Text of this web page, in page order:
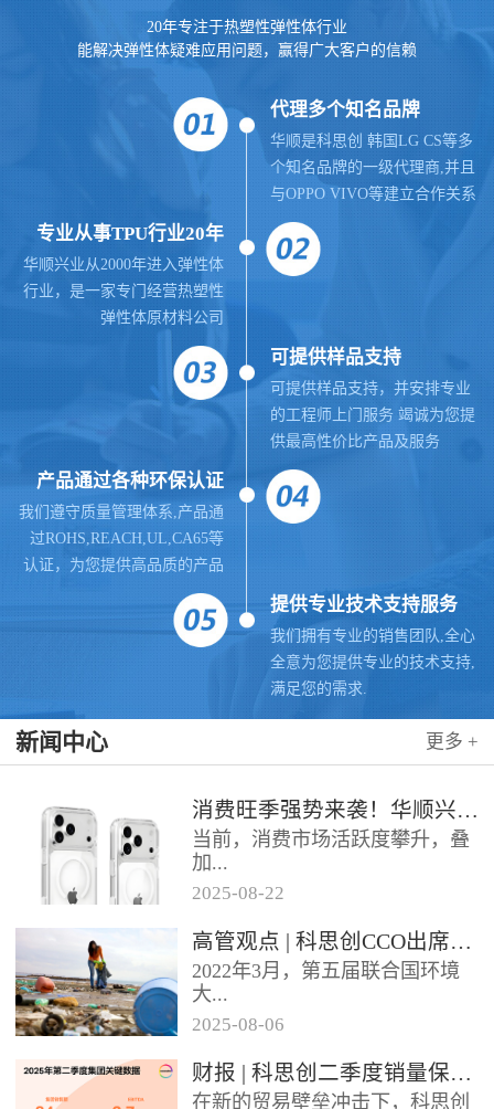
20年专注于热塑性弹性体行业
能解决弹性体疑难应用问题，赢得广大客户的信赖
代理多个知名品牌
华顺是科思创 韩国LG CS等多
个知名品牌的一级代理商,并且
与OPPO VIVO等建立合作关系
专业从事TPU行业20年
华顺兴业从2000年进入弹性体
行业，是一家专门经营热塑性
弹性体原材料公司
可提供样品支持
可提供样品支持，并安排专业
的工程师上门服务 竭诚为您提
供最高性价比产品及服务
产品通过各种环保认证
我们遵守质量管理体系, 产品通
过ROHS,REACH,UL,CA65等
认证，为您提供高品质的产品
提供专业技术支持服务
我们拥有专业的销售团队,全心
全意为您提供专业的技术支持,
满足您的需求.
新闻中心 更多 +
消费旺季强势来袭！华顺兴业携手科思创 TPU，为手机护套行业注入破局新动能，抢占市场制高点
当前，消费市场活跃度攀升，叠
加...
各类促销节点临近，手机护套行
业迎来传统销售旺季，市场对高
品质、高性能产品的需求持续走
高。华...
2025-08-22
高管观点 | 科思创CCO出席全球塑料公约大会
2022年3月，第五届联合国环境
大...
会决定成立政府间谈判委员会
（INC），计划通过5次会议在
2025-08-06
财报 | 科思创二季度销量保持稳定，但动荡环境拖累业绩
在新的贸易壁垒冲击下，科思创